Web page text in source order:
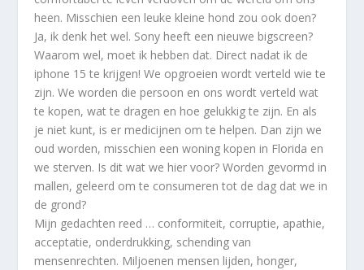
heen. Misschien een leuke kleine hond zou ook doen?
Ja, ik denk het wel. Sony heeft een nieuwe bigscreen?
Waarom wel, moet ik hebben dat. Direct nadat ik de
iphone 15 te krijgen! We opgroeien wordt verteld wie te
zijn. We worden die persoon en ons wordt verteld wat
te kopen, wat te dragen en hoe gelukkig te zijn. En als
je niet kunt, is er medicijnen om te helpen. Dan zijn we
oud worden, misschien een woning kopen in Florida en
we sterven. Is dit wat we hier voor? Worden gevormd in
mallen, geleerd om te consumeren tot de dag dat we in
de grond?
Mijn gedachten reed … conformiteit, corruptie, apathie,
acceptatie, onderdrukking, schending van
mensenrechten. Miljoenen mensen lijden, honger,